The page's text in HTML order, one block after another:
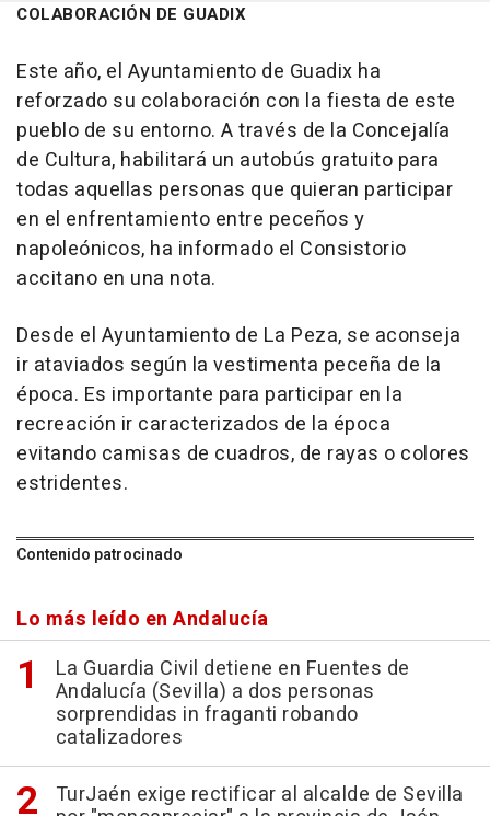
COLABORACIÓN DE GUADIX
Este año, el Ayuntamiento de Guadix ha
reforzado su colaboración con la fiesta de este
pueblo de su entorno. A través de la Concejalía
de Cultura, habilitará un autobús gratuito para
todas aquellas personas que quieran participar
en el enfrentamiento entre peceños y
napoleónicos, ha informado el Consistorio
accitano en una nota.
Desde el Ayuntamiento de La Peza, se aconseja
ir ataviados según la vestimenta peceña de la
época. Es importante para participar en la
recreación ir caracterizados de la época
evitando camisas de cuadros, de rayas o colores
estridentes.
Contenido patrocinado
Lo más leído en Andalucía
La Guardia Civil detiene en Fuentes de
Andalucía (Sevilla) a dos personas
sorprendidas in fraganti robando
catalizadores
TurJaén exige rectificar al alcalde de Sevilla